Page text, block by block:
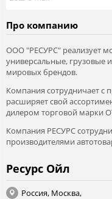
Про компанию
ООО "РЕСУРС" реализует
универсальные, грузовые
мировых брендов.
Компания сотрудничает с
расширяет свой
дилером торговой марки
Компания РЕСУРС
производителями
Ресурс Ойл
Россия, Москва,